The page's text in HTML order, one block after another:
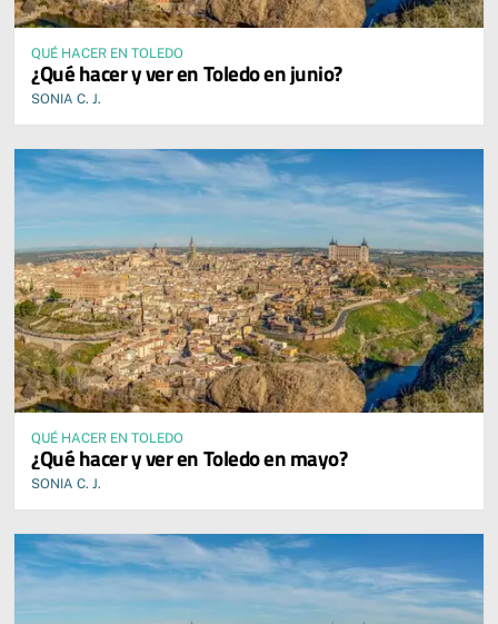
QUÉ HACER EN TOLEDO
¿Qué hacer y ver en Toledo en junio?
SONIA C. J.
QUÉ HACER EN TOLEDO
¿Qué hacer y ver en Toledo en mayo?
SONIA C. J.